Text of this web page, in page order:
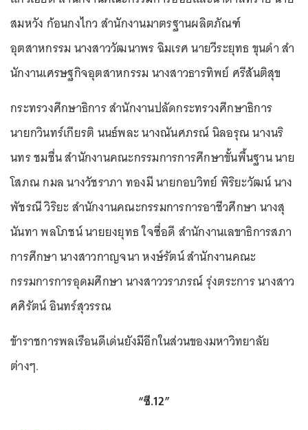
สมหวัง ก้อนกงไกว สํานักงานมาตรฐานผลิตภัณฑ์
อุตสาหกรรม นางสาววัฒนาพร ฉิมเรศ นายวีระยุทธ ขุนดํา สํา
นักงานเศรษฐกิจอุตสาหกรรม นางสาวธารทิพย์ ศรีสันติสุข
กระทรวงศึกษาธิการ สำนักงานปลัดกระทรวงศึกษาธิการ
นายกวินทร์เกียรติ นนธ์พละ นางณันศภรณ์ นิลอรุณ นางนริ
นทร ชมชื่น สำนักงานคณะกรรมการการศึกษาขั้นพื้นฐาน นาย
โสภณ กมล นางวัชราภา ทองมี นายกอบวิทย์ พิริยะวัฒน์ นาง
พัชรณี วิริยะ สำนักงานคณะกรรมการการอาชีวศึกษา นางสุ
นันทา พลโภชน์ นายยงยุทธ ใจซื่อดี สำนักงานเลขาธิการสภา
การศึกษา นางสาวกาญจนา หงษ์รัตน์ สำนักงานคณะ
กรรมการการอุดมศึกษา นางสาววราภรณ์ รุ่งตระการ นางสาว
ศศิรัตน์ อินทร์สุวรรณ
ข้าราชการพลเรือนดีเด่นยังมีอีกในส่วนของมหาวิทยาลัย
ต่างๆ.
“ซี.12”